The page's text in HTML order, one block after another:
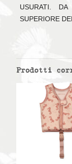
USURATI.
SUPERIORE
Prodotti